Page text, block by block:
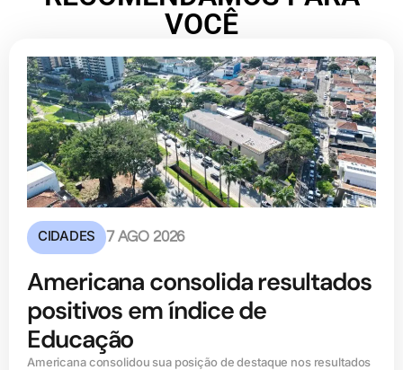
VOCÊ
CIDADES 7 AGO 2026
Americana consolida resultados
positivos em índice de
Educação
Americana consolidou sua posição de destaque nos resultados